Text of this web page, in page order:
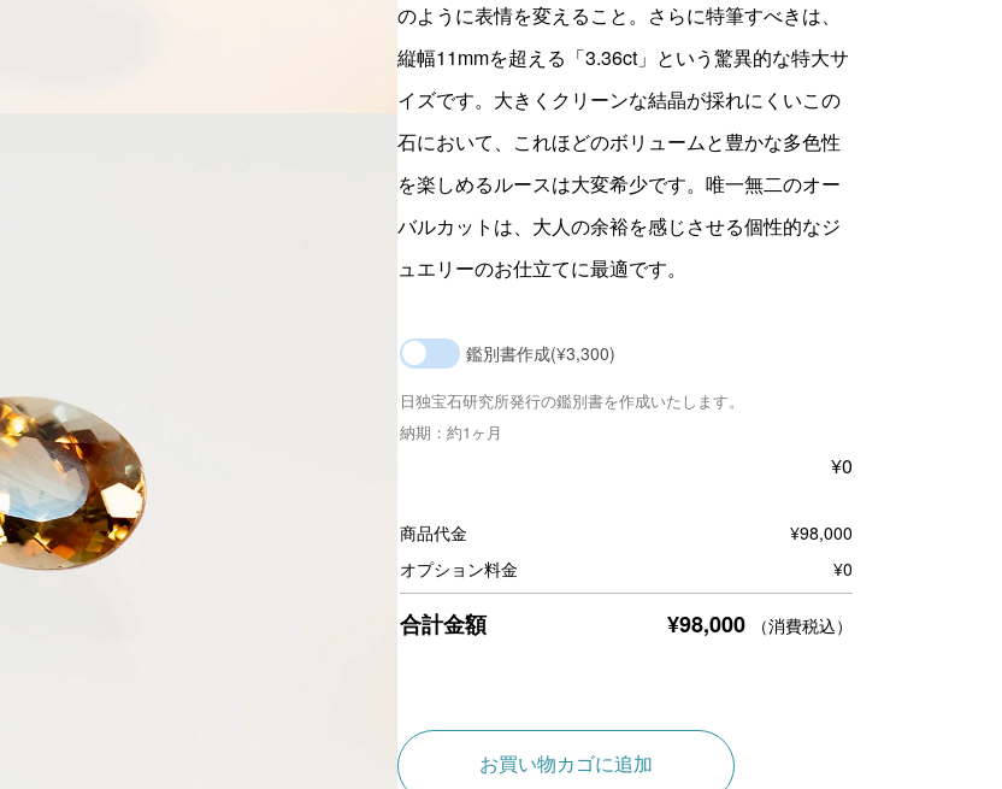
のように表情を変えること。さらに特筆すべきは、
縦幅11mmを超える「3.36ct」という驚異的な特大サ
イズです。大きくクリーンな結晶が採れにくいこの
石において、これほどのボリュームと豊かな多色性
を楽しめるルースは大変希少です。唯一無二のオー
バルカットは、大人の余裕を感じさせる個性的なジ
ュエリーのお仕立てに最適です。
鑑別書作成(¥3,300)
日独宝石研究所発行の鑑別書を作成いたします。
納期：約1ヶ月
¥0
商品代金 ¥98,000
オプション料金
¥0
合計金額 ¥98,000 （消費税込）
お買い物カゴに追加